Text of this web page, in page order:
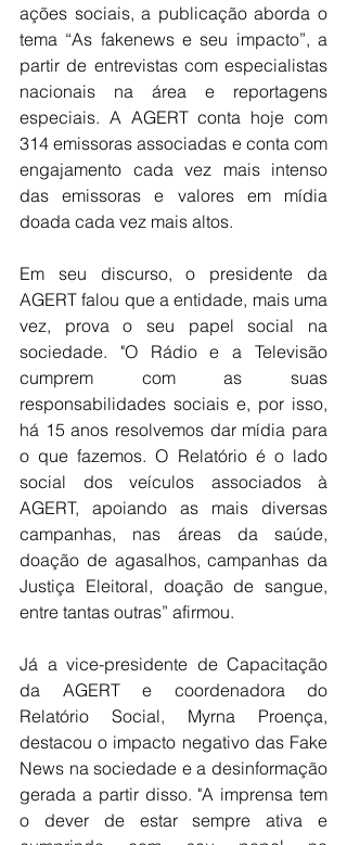
ações sociais, a publicação aborda o
tema “As fakenews e seu impacto”, a
partir de entrevistas com especialistas
nacionais na área e reportagens
especiais. A AGERT conta hoje com
314 emissoras associadas e conta com
engajamento cada vez mais intenso
das emissoras e valores em mídia
doada cada vez mais altos.
Em seu discurso, o presidente da
AGERT falou que a entidade, mais uma
vez, prova o seu papel social na
sociedade. "O Rádio e a Televisão
cumprem com as suas
responsabilidades sociais e, por isso,
há 15 anos resolvemos dar mídia para
o que fazemos. O Relatório é o lado
social dos veículos associados à
AGERT, apoiando as mais diversas
campanhas, nas áreas da saúde,
doação de agasalhos, campanhas da
Justiça Eleitoral, doação de sangue,
entre tantas outras” afirmou.
Já a vice-presidente de Capacitação
da AGERT e coordenadora do
Relatório Social, Myrna Proença,
destacou o impacto negativo das Fake
News na sociedade e a desinformação
gerada a partir disso. "A imprensa tem
o dever de estar sempre ativa e